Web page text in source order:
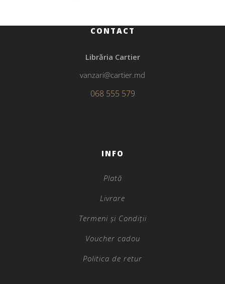
CONTACT
Librăria Cartier
vanzari@cartier.md
068 555 579
INFO
Plată
Livrare
Termeni și Condiții
Voucher cadou
Politica de retur